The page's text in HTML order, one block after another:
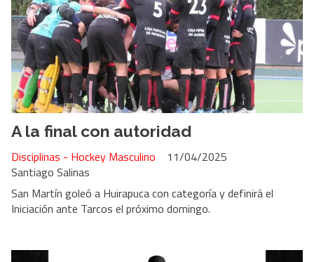
A la final con autoridad
Santiago Salinas
Disciplinas - Hockey Masculino 11/04/2025
San Martín goleó a Huirapuca con categoría y definirá el
Iniciación ante Tarcos el próximo domingo.